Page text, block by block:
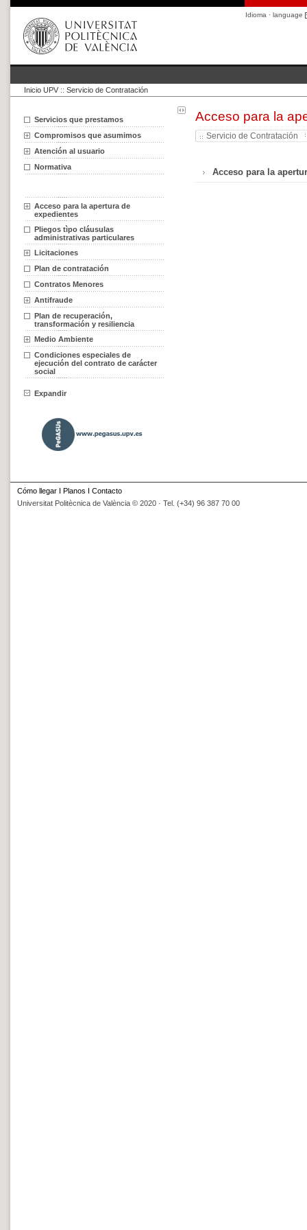
Idioma · language
Inicio UPV :: Servicio de Contratación
Servicios que prestamos
Compromisos que asumimos
Atención al usuario
Normativa
Acceso para la apertura de
expedientes
Pliegos tìpo cláusulas
administrativas particulares
Licitaciones
Plan de contratación
Contratos Menores
Antifraude
Plan de recuperación,
transformación y resiliencia
Medio Ambiente
Condiciones especiales de
ejecución del contrato de carácter
social
Expandir
Acceso para la
Servicio de Contratación
Acceso para la
Cómo llegar I Planos I Contacto
Universitat Politècnica de València © 2020 · Tel. (+34) 96 387 70 00